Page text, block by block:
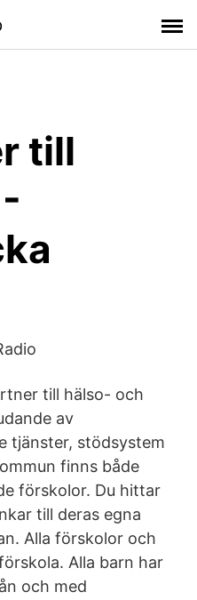
till
till hälso- och
av
tjänster, stödsystem
finns både
förskolor. Du hittar
till deras egna
Alla förskolor och
Alla barn har
och med